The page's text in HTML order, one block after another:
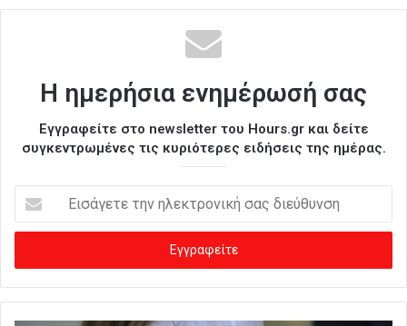
Η ημερήσια ενημέρωσή σας
Εγγραφείτε στο newsletter του Hours.gr και δείτε
συγκεντρωμένες τις κυριότερες ειδήσεις της ημέρας.
σ
γ
ε